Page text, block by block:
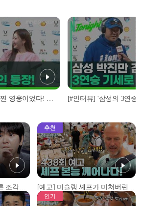
[#인터뷰] 삼성 김영웅, 찐 영웅이었다! 통산 두 번째 만루홈런 폭발 I #베이스볼투나잇 2025.03.25
[예고] 몸통만 남고, 다른 조각은 어디에..? 시화호에서 드러난 충격적인 토막 살인사건!
추천
[예고] 미슐랭 셰프가 미쳐버린 이유! 본능이 깨어난 사건은?
인기